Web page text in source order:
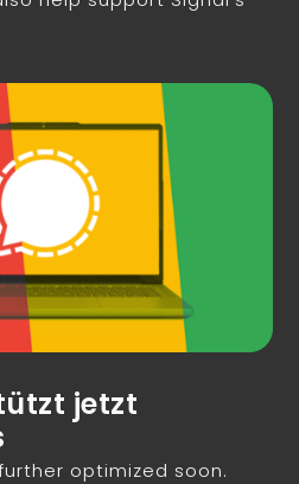
jetzt
optimized soon.